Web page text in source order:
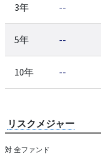
3年 --
5年 --
10年 --
リスクメジャー
対 全ファンド